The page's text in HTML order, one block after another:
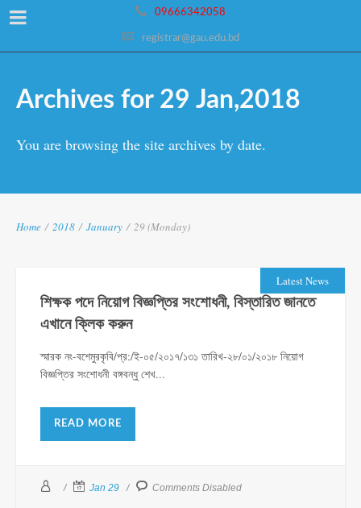
09666342058
registrar@gau.edu.bd
Archives for 29 Jan,2018
You are browsing the site archives by date.
Home / 2018 / January / 29 (Monday)
Latest News
শিক্ষক পদে নিয়োগ বিজ্ঞপ্তির সংশোধনী, বিস্তারিত জানতে
এখানে ক্লিক করুন
স্মারক নং-বশেমুরকৃবি/প্র:/ই-০৫/২০১৭/১৩১ তারিখ-২৮/০১/২০১৮ নিয়োগ
বিজ্ঞপ্তির সংশোধনী বঙ্গবন্ধু শেখ...
READ MORE
Jan 29 Comments Disabled